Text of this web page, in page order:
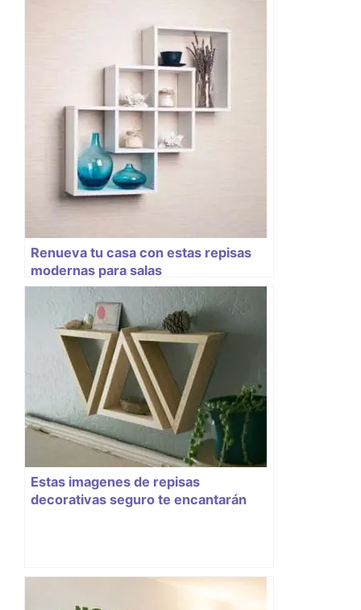
Renueva tu casa con estas repisas
modernas para salas
Estas imagenes de repisas
decorativas seguro te encantarán